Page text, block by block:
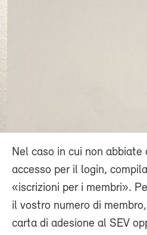
Nel caso in cui non abbiate
accesso per il login,
«iscrizioni per i membri».
il vostro numero di
carta di adesione al SEV